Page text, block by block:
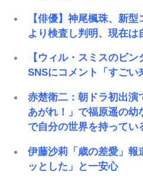
【俳優】神尾楓珠、新
より検査し判明、現在は
【ウィル・スミスのビ
SNSにコメント「すごい
赤楚衛二：朝ドラ初出
あがれ！」で福原遥の幼
で自分の世界を持ってい
伊藤沙莉「歳の差愛」報
ッとした」と一安心